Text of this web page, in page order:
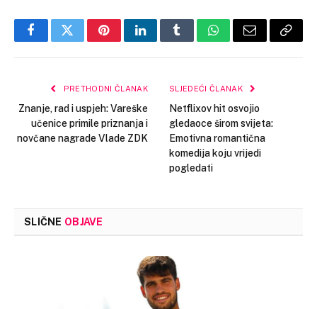
FacebookTwitterPinterestLinkedInTumblrWhatsApp
Email Copy
PRETHODNI ČLANAK
Znanje, rad i uspjeh: Vareške
učenice primile priznanja i
novčane nagrade Vlade ZDK
SLJEDEĆI ČLANAK
Netflixov hit osvojio
gledaoce širom svijeta:
Emotivna romantična
komedija koju vrijedi
pogledati
SLIČNE OBJAVE